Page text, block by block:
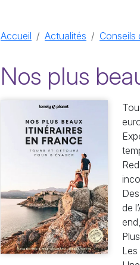
Accueil Actualités Conseils
Nos plus
de